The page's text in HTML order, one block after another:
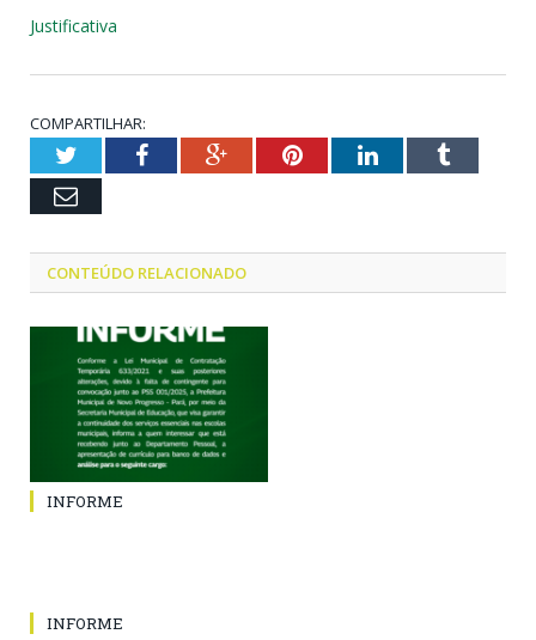
Justificativa
COMPARTILHAR:
TwitterFacebookGoogle+PinterestLinkedInTumblr
Email
CONTEÚDO RELACIONADO
INFORME
INFORME